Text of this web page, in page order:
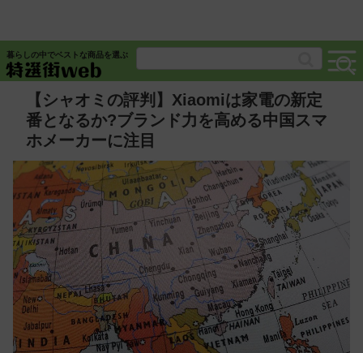
暮らしの中でベストな商品を選ぶ
【シャオミの評判】Xiaomiは家電の新定
番となるか?ブランド力を高める中国スマ
ホメーカーに注目